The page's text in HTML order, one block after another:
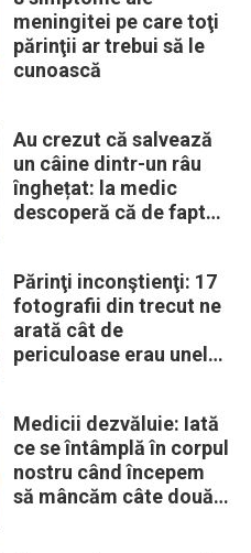
meningitei pe care toţi
părinţii ar trebui să le
cunoască
Au crezut că salvează
un câine dintr-un râu
înghețat: la medic
descoperă că de fapt
Părinţi inconştienţi: 17
fotografii din trecut ne
arată cât de
periculoase erau unele
Medicii dezvăluie: Iată
ce se întâmplă în corpul
nostru când începem
să mâncăm câte două